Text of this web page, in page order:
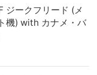
ジークフリード (メ
機) with カナメ・バ